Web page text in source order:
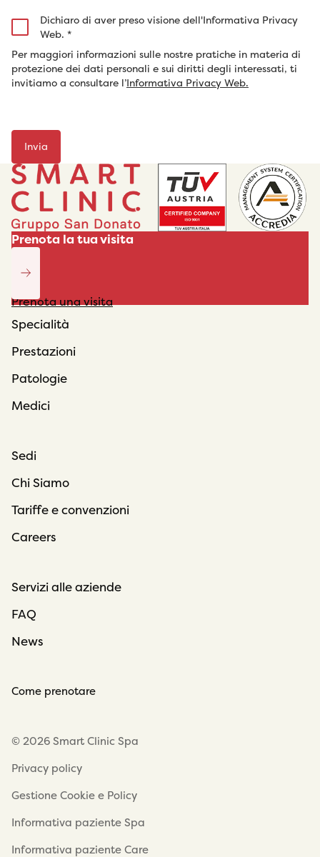
Dichiaro di aver preso visione dell'Informativa Privacy
Web. *
Per maggiori informazioni sulle nostre pratiche in materia di
protezione dei dati personali e sui diritti degli interessati, ti
invitiamo a consultare l’Informativa Privacy Web.
Prenota la tua visita
Prenota una visita
Specialità
Prestazioni
Patologie
Medici
Sedi
Chi Siamo
Tariffe e convenzioni
Careers
Servizi alle aziende
FAQ
News
Come prenotare
© 2026 Smart Clinic Spa
Privacy policy
Gestione Cookie e Policy
Informativa paziente Spa
Informativa paziente Care